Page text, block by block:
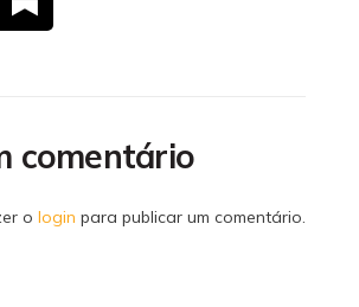
comentário
o login para publicar um comentário.